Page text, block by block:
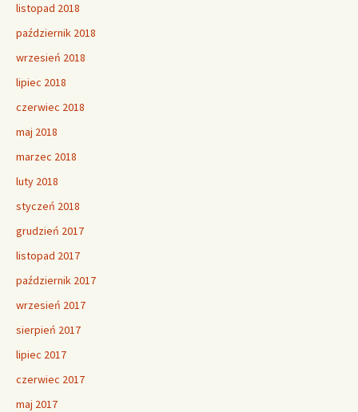
listopad 2018
październik 2018
wrzesień 2018
lipiec 2018
czerwiec 2018
maj 2018
marzec 2018
luty 2018
styczeń 2018
grudzień 2017
listopad 2017
październik 2017
wrzesień 2017
sierpień 2017
lipiec 2017
czerwiec 2017
maj 2017